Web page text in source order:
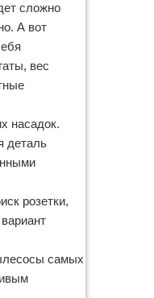
сложно
А вот
вес
насадок.
деталь
розетки,
самых